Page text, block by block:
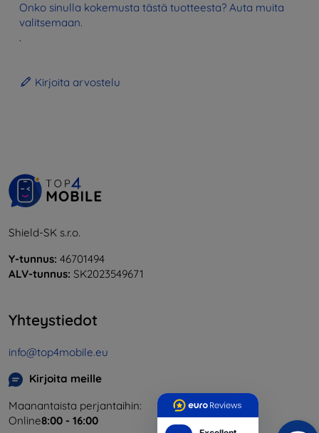
Onko sinulla kokemusta tästä tuotteesta? Auta muita
valitsemaan.
.
Kirjoita arvostelu
Shield-SK s.r.o.
Y-tunnus: 46701494
ALV-tunnus: SK2023549671
Yhteystiedot
info@top4mobile.eu
Kirjoita meille
Maanantaista perjantaihin:
Online8:00 - 16:00